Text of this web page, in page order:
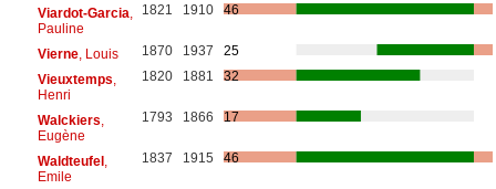
Viardot-Garcia
Pauline
1821 1910 46
Vierne, Louis 1870 1937
25
Vieuxtemps
Henri
1820 1881 32
Walckiers
Eugène
1793 1866 17
Waldteufel,
Emile
1837 1915 46